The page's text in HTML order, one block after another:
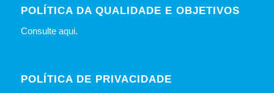
POLÍTICA DA QUALIDADE E OBJETIVOS
Consulte aqui.
POLÍTICA DE PRIVACIDADE